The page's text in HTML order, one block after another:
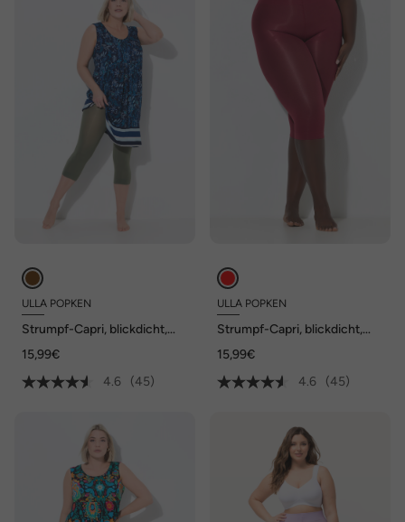
ULLA POPKEN
Strumpf-Capri, blickdicht,
den
15,99€
4.6
(45)
ULLA POPKEN
Strumpf-Capri, blickdicht,
den
15,99€
4.6
(45)